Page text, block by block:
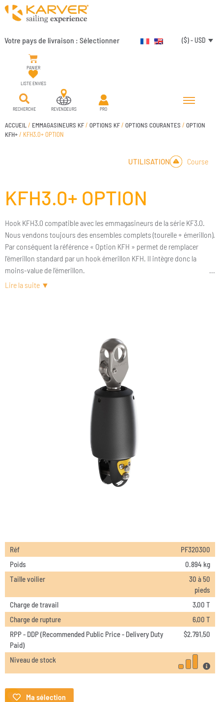
Votre pays de livraison : Sélectionner ($) - USD
PANIER
LISTE ENVIES
RECHERCHE REVENDEURS PRO
ACCUEIL / EMMAGASINEURS KF/ OPTIONS KF/ OPTIONS COURANTES / OPTION
KFH+/ KFH3.0+ OPTION
UTILISATION Course
KFH3.0+ OPTION
Hook KFH3.0 compatible avec les emmagasineurs de la série KF3.0.
Nous vendons toujours des ensembles complets (tourelle + émerillon).
Par conséquent la référence « Option KFH » permet de remplacer
l’émerillon standard par un hook émerillon KFH. Il intègre donc la
moins-value de l’émerillon.
Un hook KFH est un hook externe 2-en-1. C’est-à-dire qu’il s’agit à la
Inventé par Karver, le hook KFH est plus qu’éprouvé. Il équipe plus de
70 % des Imocas depuis plus de 10 ans. Il ne s’agit pas pour autant
d’un produit exclusivement réservé à la course. On le trouve de plus en
plus sur des voiliers de voyage et particulièrement des catamarans
pour leurs trinquettes ou codes 0. Si vous souhaitez en savoir plus
sur les nombreux avantages d’un hook, prenez le temps de lire notre
article KarverPedia sur ce sujet.
Réf
PF320300
Poids
0.894 kg
Taille voilier
30 à 50
pieds
Charge de travail
3,00 T
Charge de rupture
6,00 T
RPP - DDP (Recommended Public Price - Delivery Duty
Paid)
$2.791,50
Niveau de stock
Ma sélection